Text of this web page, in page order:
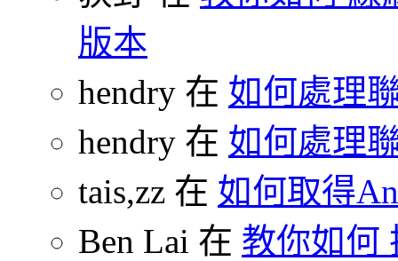
版本
hendry 在 如何處理
hendry 在 如何處理
tais,zz 在 如何取得
Ben Lai 在 教你如何